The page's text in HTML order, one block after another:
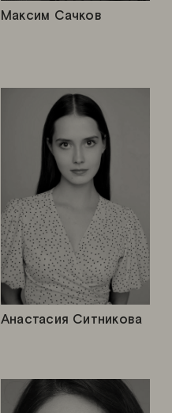
Максим Сачков
Анастасия Ситникова